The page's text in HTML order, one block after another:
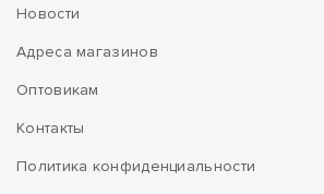
Новости
Адреса магазинов
Оптовикам
Контакты
Политика конфиденциальности